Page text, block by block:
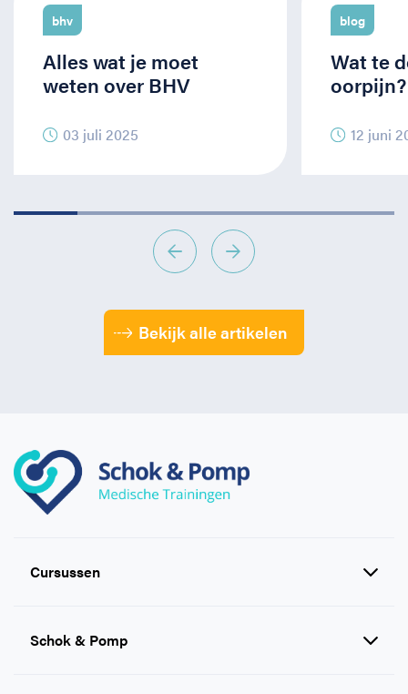
bhv
Alles wat je moet
weten over BHV
03 juli 2025
blog
Wat te
oorpijn?
12 juni
Bekijk alle artikelen
Cursussen
EHBO cursussen
Schok & Pomp